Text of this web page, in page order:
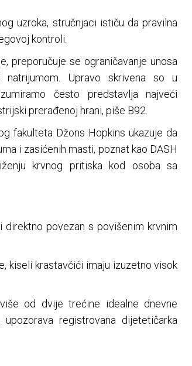
uzroka, stručnjaci ističu da pravilna
kontroli.
preporučuje se ograničavanje unosa
Upravo skrivena so u
često predstavlja najveći
prerađenoj hrani, piše B92.
fakulteta Džons Hopkins ukazuje da
i zasićenih masti, poznat kao DASH
krvnog pritiska kod osoba sa
povezan s povišenim krvnim
kiseli krastavčići imaju izuzetno visok
od dvije trećine idealne dnevne
registrovana dijetetičarka